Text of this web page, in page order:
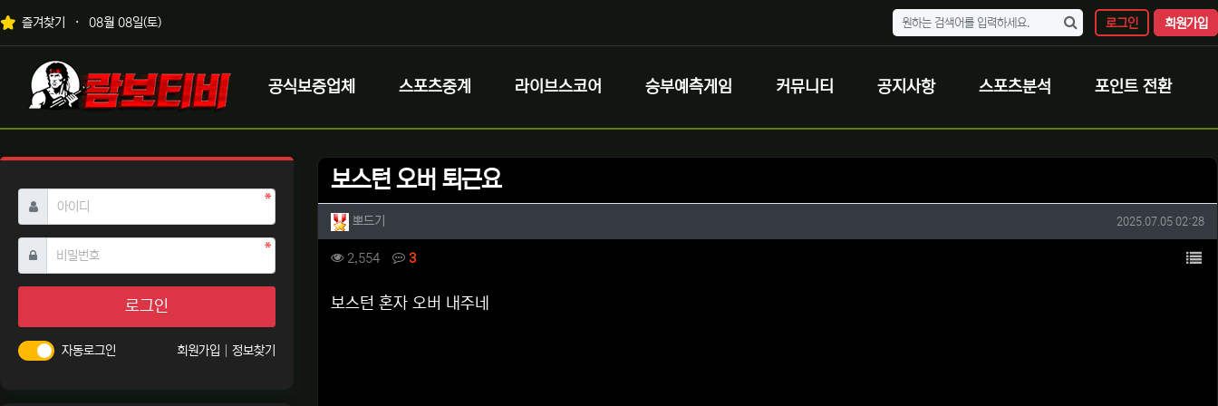
상단 네비
즐겨찾기 08월 08일(토) 로그인 회원가입
메인 메뉴
로고
공식보증업체 스포츠중계 라이브스코어 승부예측게임 커뮤니티 공지사항 스포츠분석 포인트 전환
보스턴 오버 퇴근요
작성자 정보
뽀드기 작성일
2025.07.05 02:28
컨텐츠 정보
2,554조회 3댓글 목
본문
보스턴 혼자 오버 내주네
아이디 필수
비밀번호필수
로그인
자동로그인 회원가입 정보찾기